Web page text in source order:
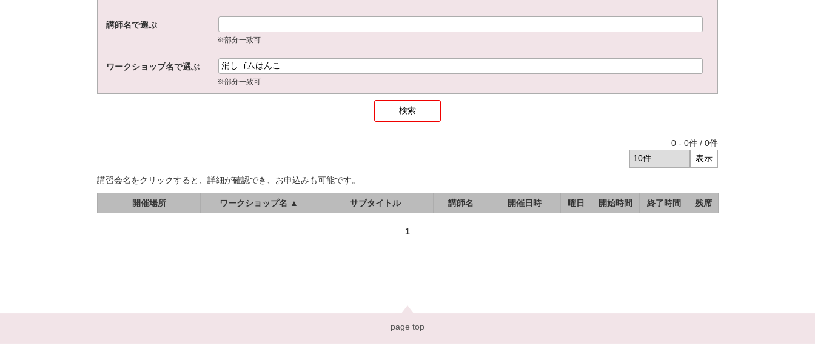
講師名で選ぶ
※部分一致可
ワークショップ名で選ぶ
※部分一致可
0 - 0件 / 0件
講習会名をクリックすると、詳細が確認でき、お申込みも可能です。
開催場所 ワークショップ名 ▲ サブタイトル 講師名 開催日時 曜日 開始時間 終了時間 残席
1
page top